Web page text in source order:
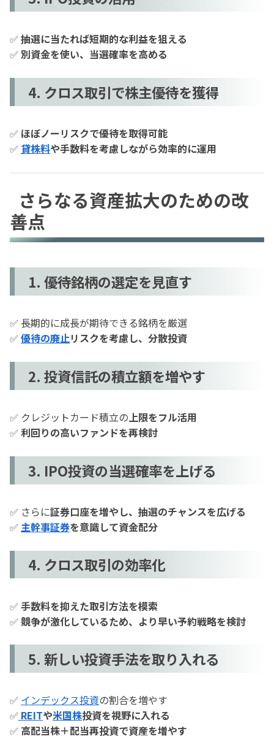
✅ 抽選に当たれば短期的な利益を狙える
✅ 別資金を使い、当選確率を高める
4. クロス取引で株主優待を獲得
✅ ほぼノーリスクで優待を取得可能
✅ 貸株料や手数料を考慮しながら効率的に運用
さらなる資産拡大のための改
善点
1. 優待銘柄の選定を見直す
✅ 長期的に成長が期待できる銘柄を厳選
✅ 優待の廃止リスクを考慮し、分散投資
2. 投資信託の積立額を増やす
✅ クレジットカード積立の上限をフル活用
✅ 利回りの高いファンドを再検討
3. IPO投資の当選確率を上げる
✅ さらに証券口座を増やし、抽選のチャンスを広げる
✅ 主幹事証券を意識して資金配分
4. クロス取引の効率化
✅ 手数料を抑えた取引方法を模索
✅ 競争が激化しているため、より早い予約戦略を検討
5. 新しい投資手法を取り入れる
✅ インデックス投資の割合を増やす
✅ REITや米国株投資を視野に入れる
✅ 高配当株＋配当再投資で資産を増やす